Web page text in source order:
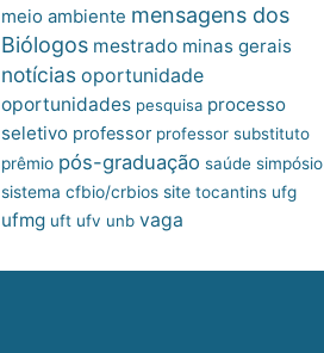
meio ambiente mensagens dos
Biólogos mestrado minas gerais
notícias oportunidade
oportunidades pesquisa processo
seletivo professor professor substituto
prêmio pós-graduação saúde simpósio
sistema cfbio/crbios site tocantins ufg
ufmg uft ufv unb vaga